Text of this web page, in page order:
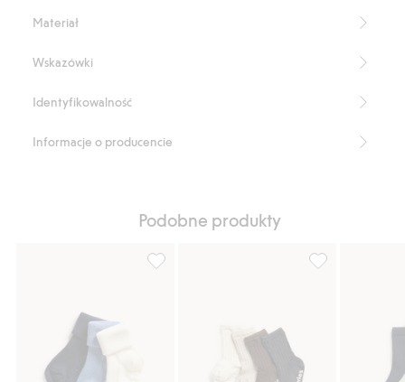
Materiał
Wskazówki
Identyfikowalność
Informacje o producencie
Podobne produkty